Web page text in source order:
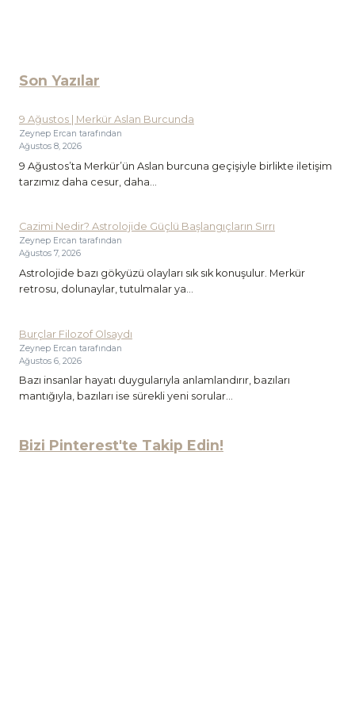
Son Yazılar
9 Ağustos | Merkür Aslan Burcunda
Zeynep Ercan tarafından
Ağustos 8, 2026
9 Ağustos’ta Merkür’ün Aslan burcuna geçişiyle birlikte iletişim
tarzımız daha cesur, daha...
Cazimi Nedir? Astrolojide Güçlü Başlangıçların Sırrı
Zeynep Ercan tarafından
Ağustos 7, 2026
Astrolojide bazı gökyüzü olayları sık sık konuşulur. Merkür
retrosu, dolunaylar, tutulmalar ya...
Burçlar Filozof Olsaydı
Zeynep Ercan tarafından
Ağustos 6, 2026
Bazı insanlar hayatı duygularıyla anlamlandırır, bazıları
mantığıyla, bazıları ise sürekli yeni sorular...
Bizi Pinterest'te Takip Edin!